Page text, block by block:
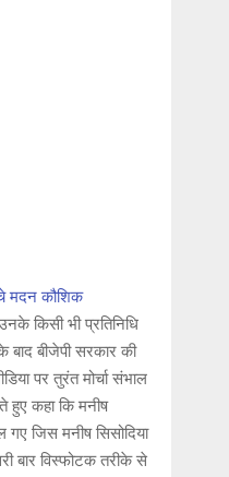
मदन कौशिक
किसी भी प्रतिनिधि
बाद बीजेपी सरकार की
पर तुरंत मोर्चा संभाल
कहा कि मनीष
गए जिस मनीष सिसोदिया
बार विस्फोटक तरीके से